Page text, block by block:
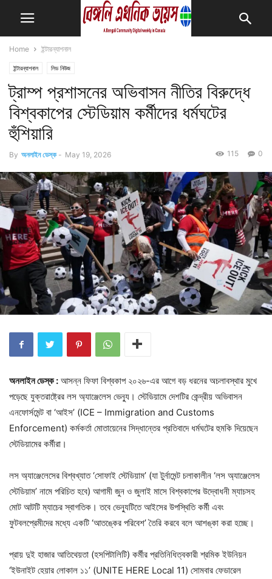
Home ইন্টারন্যাশনাল
ইন্টারন্যাশনাল লিড নিউজ
ট্রাম্প প্রশাসনের অভিবাসন নীতির বিরুদ্ধে
বিশ্বকাপের স্টেডিয়াম কর্মীদের ধর্মঘটের
হুঁশিয়ারি
By অনলাইন ডেস্ক - May 19, 2026 0
115
অনলাইন ডেস্ক : আসন্ন ফিফা বিশ্বকাপ ২০২৬-এর আগে বড় ধরনের অচলাবস্থার মুখে
পড়েছে যুক্তরাষ্ট্রের লস অ্যাঞ্জেলেস ভেন্যু। স্টেডিয়ামে দেশটির কেন্দ্রীয় অভিবাসন
এনফোর্সমেন্ট বা ‘আইস’ (ICE – Immigration and Customs
Enforcement) কর্মকর্তা মোতায়েনের সিদ্ধান্তের প্রতিবাদে ধর্মঘটের হুমকি দিয়েছেন
স্টেডিয়ামের কর্মীরা।
লস অ্যাঞ্জেলেসের বিশ্বখ্যাত ‘সোফাই স্টেডিয়াম’ (যা টুর্নামেন্ট চলাকালীন ‘লস অ্যাঞ্জেলেস
স্টেডিয়াম’ নামে পরিচিত হবে) আগামী জুন ও জুলাই মাসে বিশ্বকাপের উদ্বোধনী ম্যাচসহ
মোট আটটি ম্যাচের স্বাগতিক। তবে ভেন্যুটিতে আইসের উপস্থিতি কর্মী এবং
ফুটবলপ্রেমীদের মধ্যে একটি ‘আতঙ্কের পরিবেশ’ তৈরি করবে বলে আশঙ্কা করা হচ্ছে।
প্রায় দুই হাজার আতিথেয়তা (হসপিটালিটি) কর্মীর প্রতিনিধিত্বকারী শ্রমিক ইউনিয়ন
‘ইউনাইট হেয়ার লোকাল ১১’ (UNITE HERE Local 11) সোমবার ফেডারেল